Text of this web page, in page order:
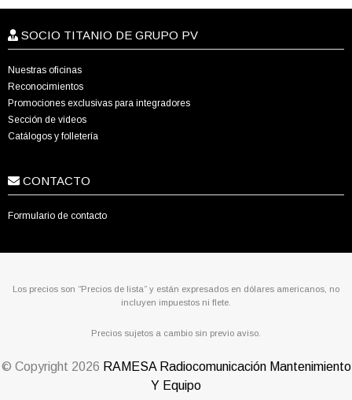
SOCIO TITANIO DE GRUPO PV
Nuestras oficinas
Reconocimientos
Promociones exclusivas para integradores
Sección de videos
Catálogos y folletería
CONTACTO
Formulario de contacto
Los precios son “Precios de lista” y están expresados en dólares americanos, no
incluyen impuestos ni flete.
Precios sujetos a cambio sin previo aviso.
© Copyright 2026 RAMESA Radiocomunicación Mantenimiento
Y Equipo